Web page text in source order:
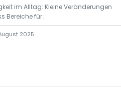
im Alltag: Kleine Veränderungen
Bereiche für…
2025